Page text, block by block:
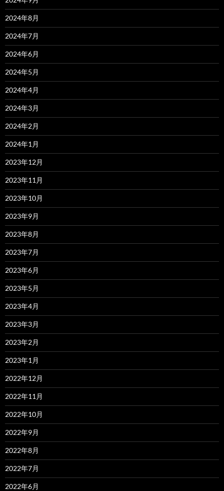
2024年8月
2024年7月
2024年6月
2024年5月
2024年4月
2024年3月
2024年2月
2024年1月
2023年12月
2023年11月
2023年10月
2023年9月
2023年8月
2023年7月
2023年6月
2023年5月
2023年4月
2023年3月
2023年2月
2023年1月
2022年12月
2022年11月
2022年10月
2022年9月
2022年8月
2022年7月
2022年6月